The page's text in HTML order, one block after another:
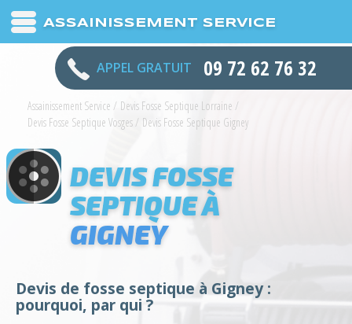
ASSAINISSEMENT SERVICE
APPEL GRATUIT 09 72 62 76 32
Assainissement Service / Devis Fosse Septique Lorraine /
Devis Fosse Septique Vosges/ Devis Fosse Septique Gigney
DEVIS FOSSE
SEPTIQUE À
GIGNEY
Devis de fosse septique à Gigney :
pourquoi, par qui ?